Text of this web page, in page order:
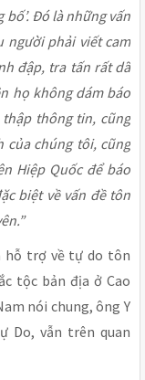
bố’. Đó là những vấn
người phải viết cam
đập, tra tấn rất dã
họ không dám báo
thông tin, cũng
của chúng tôi, cũng
Hiệp Quốc để báo
biệt về vấn đề tôn
hỗ trợ về tự do tôn
tộc bản địa ở Cao
nói chung, ông Y
Do, vẫn trên quan